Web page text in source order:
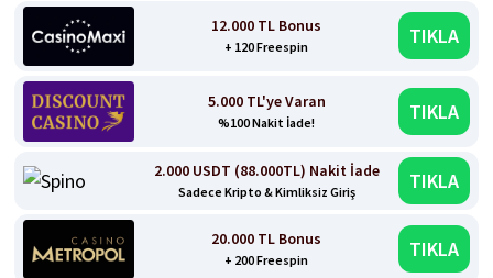
12.000 TL Bonus
+ 120 Freespin TIKLA
5.000 TL'ye Varan
%100 Nakit İade! TIKLA
2.000 USDT (88.000TL) Nakit İade
Sadece Kripto & Kimliksiz Giriş TIKLA
20.000 TL Bonus
+ 200 Freespin TIKLA